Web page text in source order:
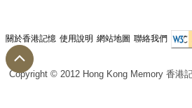
關於香港記憶 使用說明 網站地圖 聯絡我們
Copyright © 2012 Hong Kong Memory 香港